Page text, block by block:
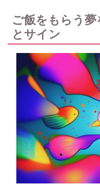
ご飯をもらう
とサイン